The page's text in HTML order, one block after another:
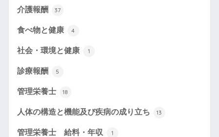
介護報酬 37
食べ物と健康 4
社会・環境と健康 1
診療報酬 5
管理栄養士 18
人体の構造と機能及び疾病の成り立ち 13
管理栄養士 給料・年収 1